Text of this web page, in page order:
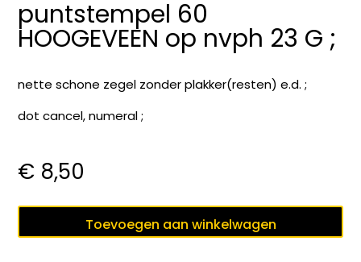
puntstempel 60
HOOGEVEEN op nvph 23 G ;
nette schone zegel zonder plakker(resten) e.d. ;
dot cancel, numeral ;
€ 8,50
60
Toevoegen aan winkelwagen